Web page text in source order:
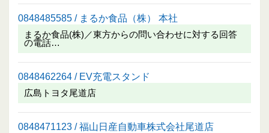
0848485585 / まるか食品（株） 本社
まるか食品(株)／東方からの問い合わせに対する回答
の電話…
0848462264 / EV充電スタンド
広島トヨタ尾道店
0848471123 / 福山日産自動車株式会社尾道店